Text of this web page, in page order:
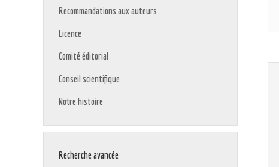
Recommandations aux auteurs
Licence
Comité éditorial
Conseil scientifique
Notre histoire
Recherche avancée